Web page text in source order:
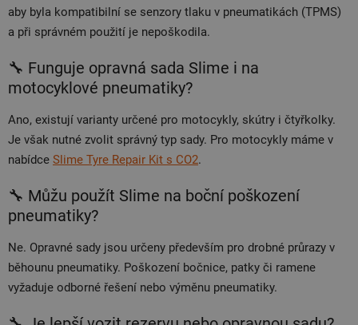
aby byla kompatibilní se senzory tlaku v pneumatikách (TPMS)
a při správném použití je nepoškodila.
🔧 Funguje opravná sada Slime i na
motocyklové pneumatiky?
Ano, existují varianty určené pro motocykly, skútry i čtyřkolky.
Je však nutné zvolit správný typ sady. Pro motocykly máme v
nabídce Slime Tyre Repair Kit s CO2.
🔧 Můžu použít Slime na boční poškození
pneumatiky?
Ne. Opravné sady jsou určeny především pro drobné průrazy v
běhounu pneumatiky. Poškození bočnice, patky či ramene
vyžaduje odborné řešení nebo výměnu pneumatiky.